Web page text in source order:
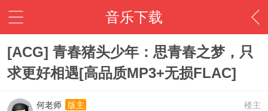
音乐下载
[ACG] 青春猪头少年：思青春之梦，只
求更好相遇[高品质MP3+无损FLAC]
楼主
何老师
版主